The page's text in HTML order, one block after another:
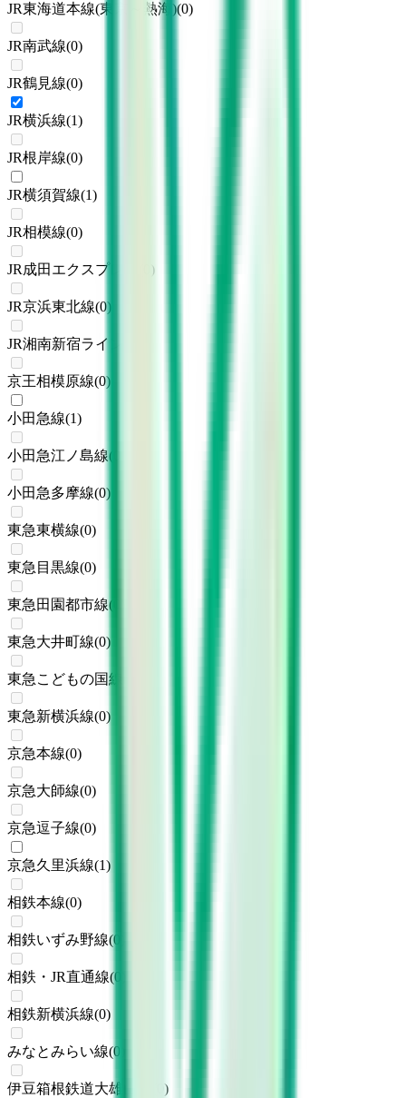
JR東海道本線(東京～熱海)(0)
JR南武線(0)
JR鶴見線(0)
JR横浜線(1)
JR根岸線(0)
JR横須賀線(1)
JR相模線(0)
JR成田エクスプレス )
JR京浜東北線(0)
JR湘南新宿ライン
京王相模原線(0)
小田急線(1)
小田急江ノ島線(
小田急多摩線(0)
東急東横線(0)
東急目黒線(0)
東急田園都市線(
東急大井町線(0)
東急こどもの国線
東急新横浜線(0)
京急本線(0)
京急大師線(0)
京急逗子線(0)
京急久里浜線(1)
相鉄本線(0)
相鉄いずみ野線(0
相鉄・JR直通線(0
相鉄新横浜線(0)
みなとみらい線(0
伊豆箱根鉄道大雄山線 )